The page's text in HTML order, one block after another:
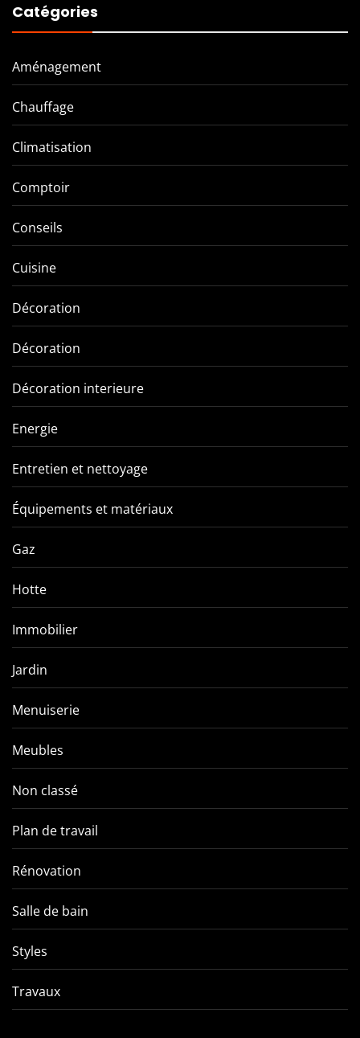
Catégories
Aménagement
Chauffage
Climatisation
Comptoir
Conseils
Cuisine
Décoration
Décoration
Décoration interieure
Energie
Entretien et nettoyage
Équipements et matériaux
Gaz
Hotte
Immobilier
Jardin
Menuiserie
Meubles
Non classé
Plan de travail
Rénovation
Salle de bain
Styles
Travaux